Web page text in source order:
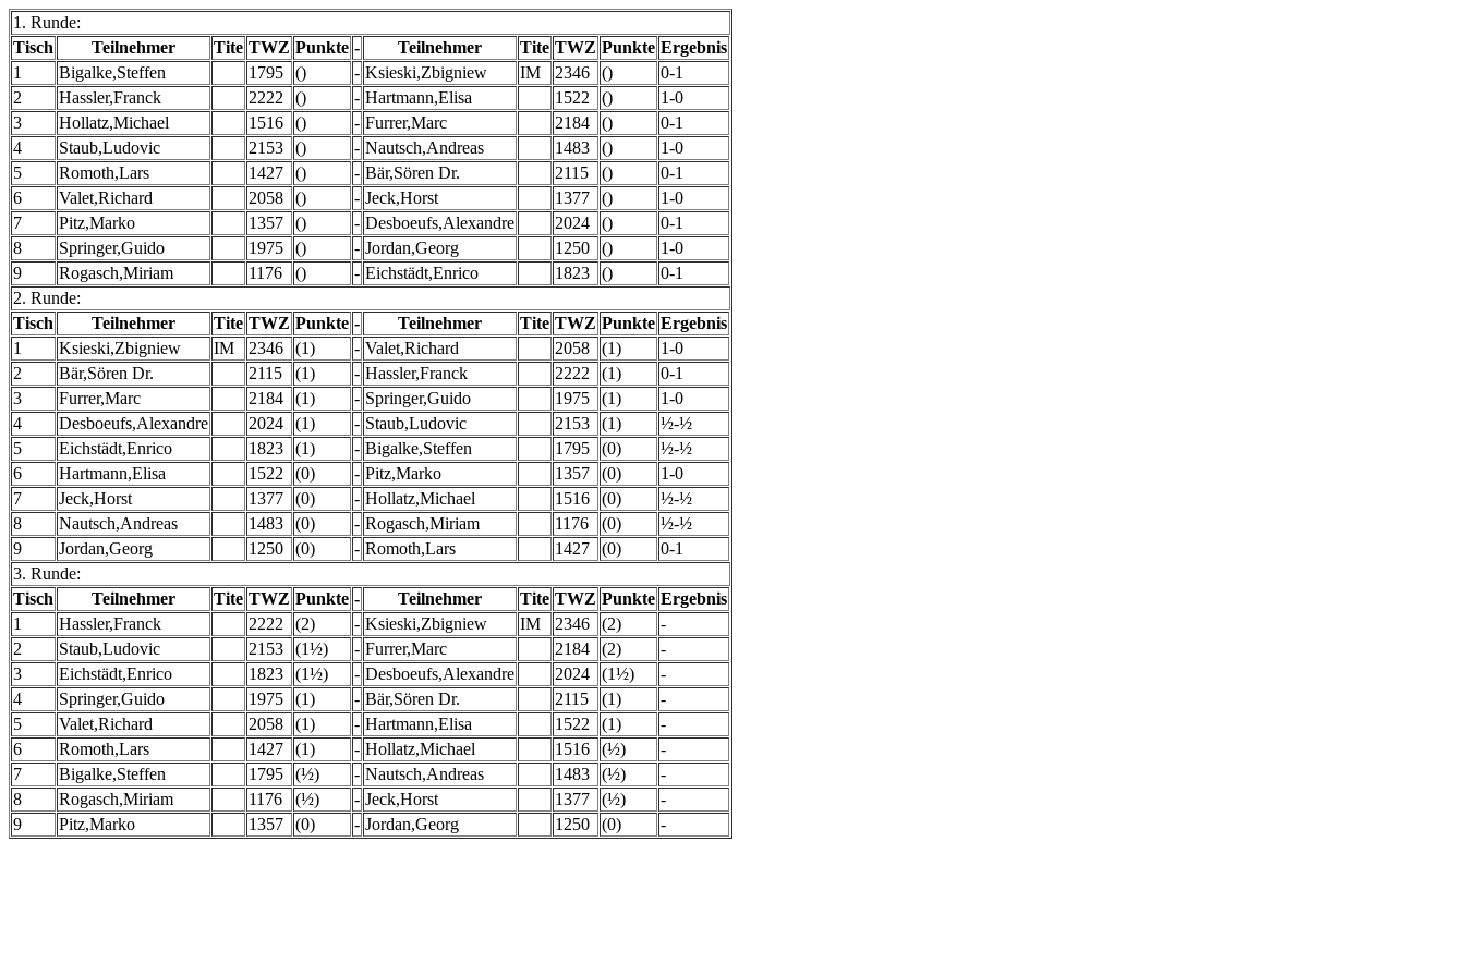
1. Runde:
Tisch
Teilnehmer Tite TWZ Punkte - Teilnehmer Tite TWZ Punkte Ergebnis
1
Bigalke,Steffen 1795 () - Ksieski,Zbigniew IM 2346 ()
0-1
2
Hassler,Franck 2222 () - Hartmann,Elisa 1522 ()
1-0
3
Hollatz,Michael 1516 () - Furrer,Marc 2184 ()
0-1
4
Staub,Ludovic 2153 () - Nautsch,Andreas 1483 ()
1-0
5
Romoth,Lars 1427 () - Bär,Sören Dr. 2115 ()
0-1
6
Valet,Richard 2058 () - Jeck,Horst 1377 ()
1-0
7
Pitz,Marko 1357 () - Desboeufs,Alexandre 2024 ()
0-1
8
Springer,Guido 1975 () - Jordan,Georg 1250 ()
1-0
9
Rogasch,Miriam 1176 () - Eichstädt,Enrico 1823 ()
0-1
2. Runde:
Tisch
Teilnehmer Tite TWZ Punkte - Teilnehmer Tite TWZ Punkte Ergebnis
1
Ksieski,Zbigniew IM 2346 (1) - Valet,Richard 2058 (1)
1-0
2
Bär,Sören Dr. 2115 (1) - Hassler,Franck 2222 (1)
0-1
3
Furrer,Marc 2184 (1) - Springer,Guido 1975 (1)
1-0
4
Desboeufs,Alexandre 2024 (1) - Staub,Ludovic 2153 (1)
½-½
5
Eichstädt,Enrico 1823 (1) - Bigalke,Steffen 1795 (0)
½-½
6
Hartmann,Elisa 1522 (0) - Pitz,Marko 1357 (0)
1-0
7
Jeck,Horst 1377 (0) - Hollatz,Michael 1516 (0)
½-½
8
Nautsch,Andreas 1483 (0) - Rogasch,Miriam 1176 (0)
½-½
9
Jordan,Georg 1250 (0) - Romoth,Lars 1427 (0)
0-1
3. Runde:
Tisch
Teilnehmer Tite TWZ Punkte - Teilnehmer Tite TWZ Punkte Ergebnis
1
Hassler,Franck 2222 (2) - Ksieski,Zbigniew IM 2346 (2)
-
2
Staub,Ludovic 2153 (1½) - Furrer,Marc 2184 (2)
-
3
Eichstädt,Enrico 1823 (1½) - Desboeufs,Alexandre 2024 (1½)
-
4
Springer,Guido 1975 (1) - Bär,Sören Dr. 2115 (1)
-
5
Valet,Richard 2058 (1) - Hartmann,Elisa 1522 (1)
-
6
Romoth,Lars 1427 (1) - Hollatz,Michael 1516 (½)
-
7
Bigalke,Steffen 1795 (½) - Nautsch,Andreas 1483 (½)
-
8
Rogasch,Miriam 1176 (½) - Jeck,Horst 1377 (½)
-
9
Pitz,Marko 1357 (0) - Jordan,Georg 1250 (0) -